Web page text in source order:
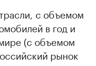
с объемом
в год и
(с объемом
рынок